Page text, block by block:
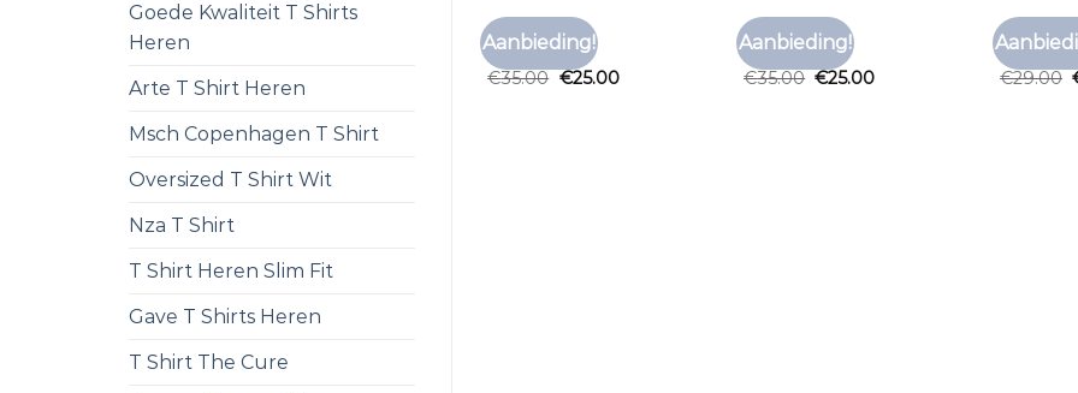
Goede Kwaliteit T Shirts
Heren
Arte T Shirt Heren
Msch Copenhagen T Shirt
Oversized T Shirt Wit
Nza T Shirt
T Shirt Heren Slim Fit
Gave T Shirts Heren
T Shirt The Cure
Aanbieding!
TSHIRT ONLY
tshirt only
€35.00 €25.00
Aanbieding!
TSHIRT ONLY
tshirt only
€35.00 €25.00
TSHIRT
tshirt
€29.00